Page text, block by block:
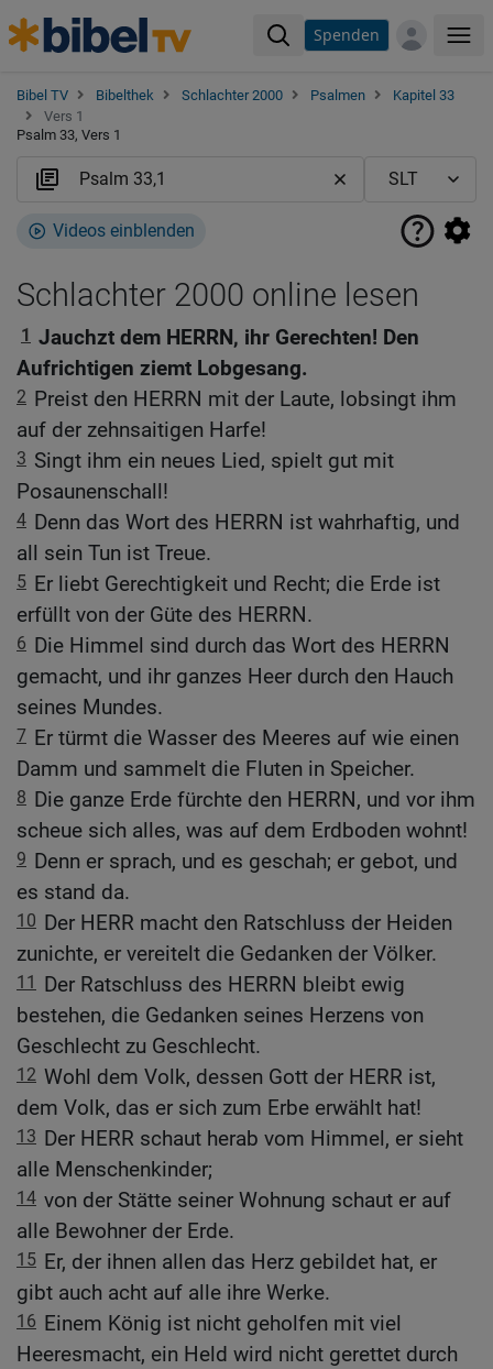
Spenden
Bibel TV Bibelthek Schlachter 2000 Psalmen
Kapitel 33
Vers 1
Psalm 33, Vers 1
Videos einblenden
Schlachter 2000 online lesen
1 Jauchzt dem HERRN, ihr Gerechten! Den
Aufrichtigen ziemt Lobgesang.
2 Preist den HERRN mit der Laute, lobsingt ihm
auf der zehnsaitigen Harfe!
3 Singt ihm ein neues Lied, spielt gut mit
Posaunenschall!
4 Denn das Wort des HERRN ist wahrhaftig, und
all sein Tun ist Treue.
5 Er liebt Gerechtigkeit und Recht; die Erde ist
erfüllt von der Güte des HERRN.
6 Die Himmel sind durch das Wort des HERRN
gemacht, und ihr ganzes Heer durch den Hauch
seines Mundes.
7 Er türmt die Wasser des Meeres auf wie einen
Damm und sammelt die Fluten in Speicher.
8 Die ganze Erde fürchte den HERRN, und vor ihm
scheue sich alles, was auf dem Erdboden wohnt!
9 Denn er sprach, und es geschah; er gebot, und
es stand da.
10 Der HERR macht den Ratschluss der Heiden
zunichte, er vereitelt die Gedanken der Völker.
11 Der Ratschluss des HERRN bleibt ewig
bestehen, die Gedanken seines Herzens von
Geschlecht zu Geschlecht.
12 Wohl dem Volk, dessen Gott der HERR ist,
dem Volk, das er sich zum Erbe erwählt hat!
13 Der HERR schaut herab vom Himmel, er sieht
alle Menschenkinder;
14 von der Stätte seiner Wohnung schaut er auf
alle Bewohner der Erde.
15 Er, der ihnen allen das Herz gebildet hat, er
gibt auch acht auf alle ihre Werke.
16 Einem König ist nicht geholfen mit viel
Heeresmacht, ein Held wird nicht gerettet durch